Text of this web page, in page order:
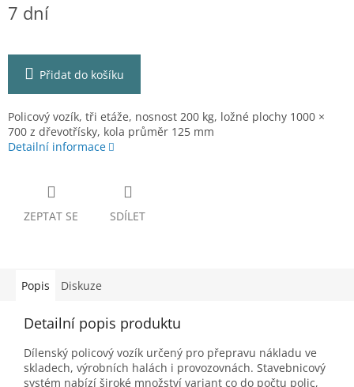
cena:
7 dní
Přidat do košíku
Policový vozík, tři etáže, nosnost 200 kg, ložné plochy 1000 ×
700 z dřevotřísky, kola průměr 125 mm
Detailní informace
ZEPTAT SE SDÍLET
Popis Diskuze
Detailní popis produktu
Dílenský policový vozík určený pro přepravu nákladu ve
skladech, výrobních halách i provozovnách. Stavebnicový
systém nabízí široké množství variant co do počtu polic,